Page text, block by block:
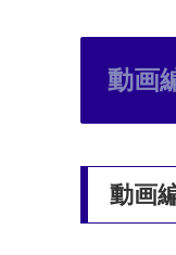
動画
動画